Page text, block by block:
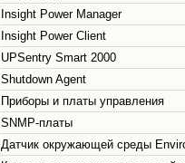
Insight Power Manager
Insight Power Client
UPSentry Smart 2000
Shutdown Agent
Приборы и платы управления
SNMP-платы
Датчик окружающей среды